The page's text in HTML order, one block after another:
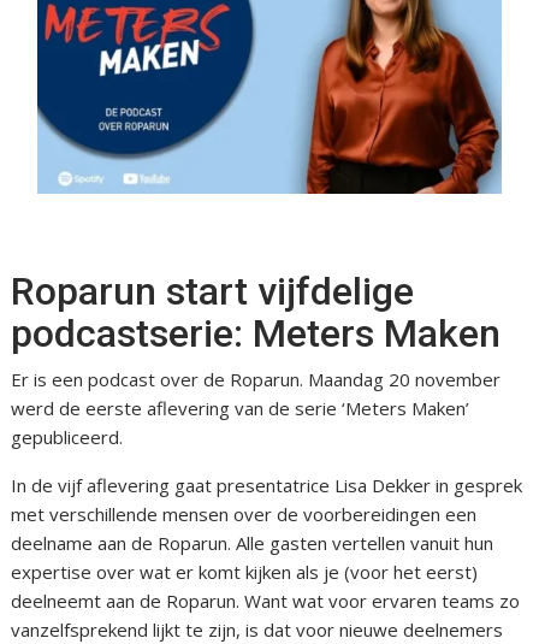
Roparun start vijfdelige
podcastserie: Meters Maken
Er is een podcast over de Roparun. Maandag 20 november
werd de eerste aflevering van de serie ‘Meters Maken’
gepubliceerd.
In de vijf aflevering gaat presentatrice Lisa Dekker in gesprek
met verschillende mensen over de voorbereidingen een
deelname aan de Roparun. Alle gasten vertellen vanuit hun
expertise over wat er komt kijken als je (voor het eerst)
deelneemt aan de Roparun. Want wat voor ervaren teams zo
vanzelfsprekend lijkt te zijn, is dat voor nieuwe deelnemers